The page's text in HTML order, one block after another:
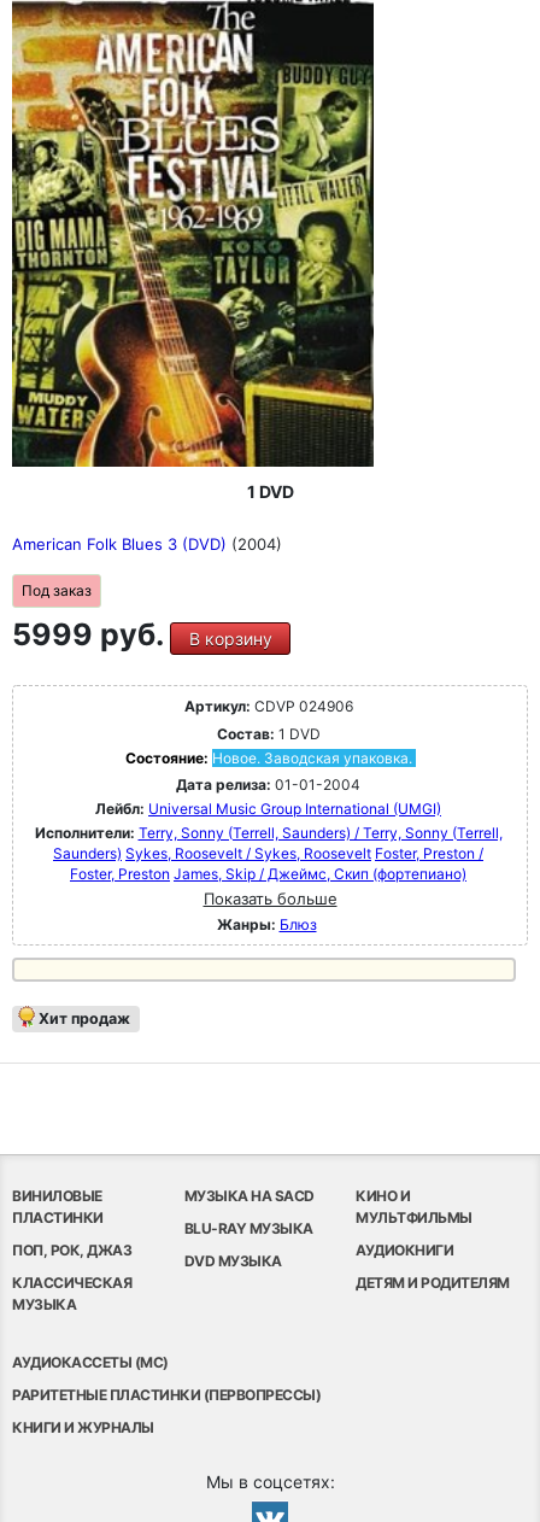
1 DVD
American Folk Blues 3 (DVD) (2004)
Под заказ
5999 руб. В корзину
Артикул: CDVP 024906
Состав: 1 DVD
Состояние: Новое. Заводская упаковка.
Дата релиза: 01-01-2004
Лейбл: Universal Music Group International (UMGI)
Исполнители: Terry, Sonny (Terrell, Saunders) / Terry, Sonny (Terrell,
Saunders) Sykes, Roosevelt / Sykes, Roosevelt Foster, Preston /
Foster, Preston James, Skip / Джеймс, Скип (фортепиано)
Показать больше
Жанры: Блюз
Хит продаж
ВИНИЛОВЫЕ
ПЛАСТИНКИ
ПОП, РОК, ДЖАЗ
КЛАССИЧЕСКАЯ
МУЗЫКА
МУЗЫКА НА SACD
BLU-RAY МУЗЫКА
DVD МУЗЫКА
КИНО И
МУЛЬТФИЛЬМЫ
АУДИОКНИГИ
ДЕТЯМ И РОДИТЕЛЯМ
АУДИОКАССЕТЫ (MC)
РАРИТЕТНЫЕ ПЛАСТИНКИ (ПЕРВОПРЕССЫ)
КНИГИ И ЖУРНАЛЫ
Мы в соцсетях: